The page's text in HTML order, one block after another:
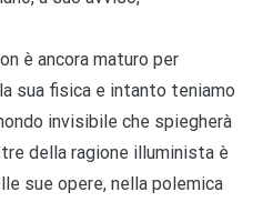
è ancora maturo per
sua fisica e intanto teniamo
invisibile che spiegherà
della ragione illuminista è
sue opere, nella polemica